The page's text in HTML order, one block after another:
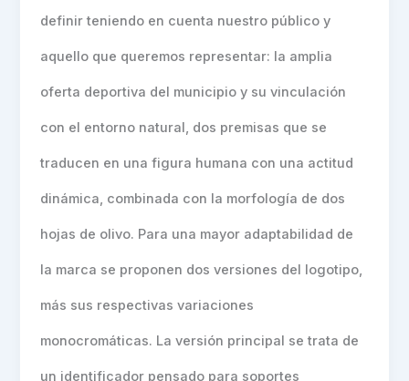
definir teniendo en cuenta nuestro público y
aquello que queremos representar: la amplia
oferta deportiva del municipio y su vinculación
con el entorno natural, dos premisas que se
traducen en una figura humana con una actitud
dinámica, combinada con la morfología de dos
hojas de olivo. Para una mayor adaptabilidad de
la marca se proponen dos versiones del logotipo,
más sus respectivas variaciones
monocromáticas. La versión principal se trata de
un identificador pensado para soportes